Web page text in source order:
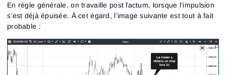
En règle générale, on travaille post factum, lorsque l’impulsion
s’est déjà épuisée. À cet égard, l’image suivante est tout à fait
probable :